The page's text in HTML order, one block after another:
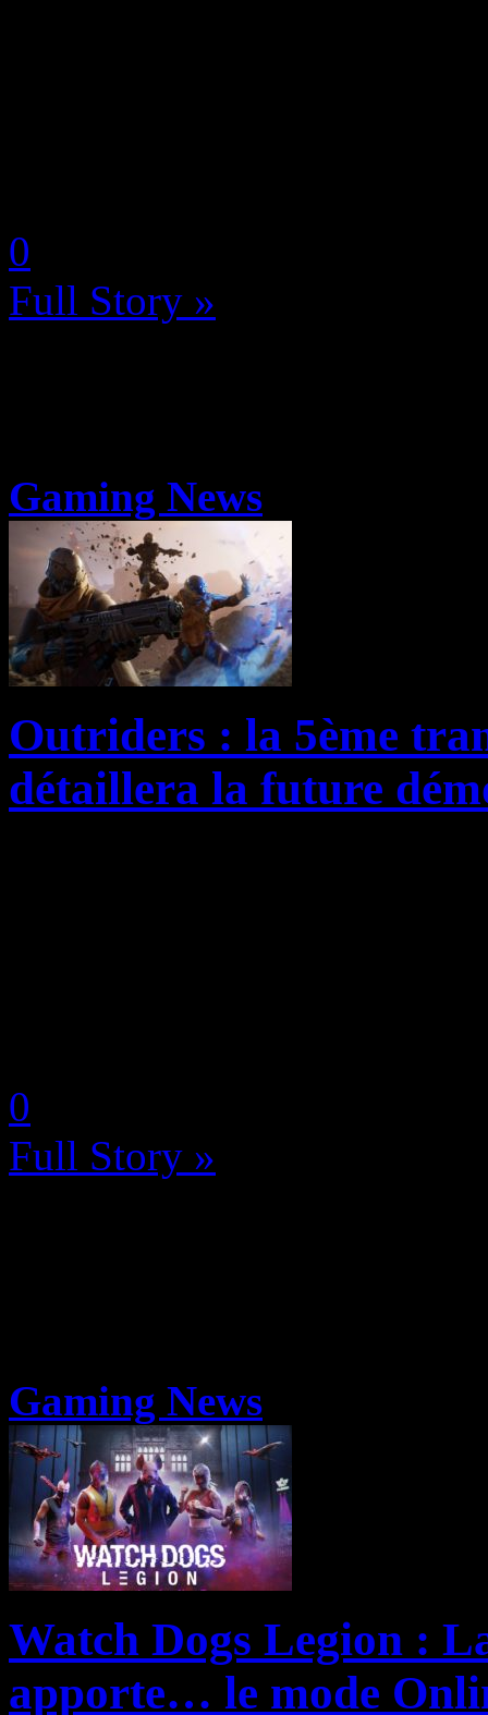
0
Full Story »
Gaming News
Outriders : la 5ème
détaillera la future
0
Full Story »
Gaming News
Watch Dogs Legion :
apporte… le mode